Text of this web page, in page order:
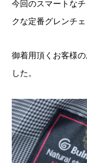
今回のスマートな
クな定番グレンチェ
御着用頂くお客様
した。